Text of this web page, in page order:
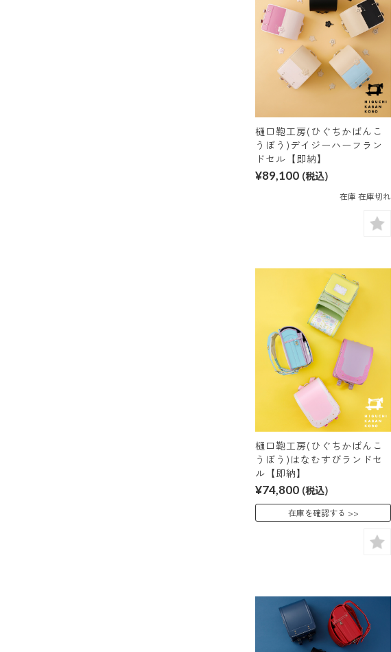
樋口鞄工房(ひぐちかばんこ
うぼう)デイジーハーフラン
ドセル【即納】
¥89,100 (税込)
在庫 在庫切れ
樋口鞄工房(ひぐちかばんこ
うぼう)はなむすびランドセ
ル【即納】
¥74,800 (税込)
在庫を確認する